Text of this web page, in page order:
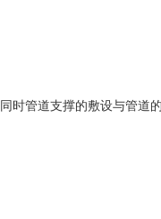
管道支撑的敷设与管道